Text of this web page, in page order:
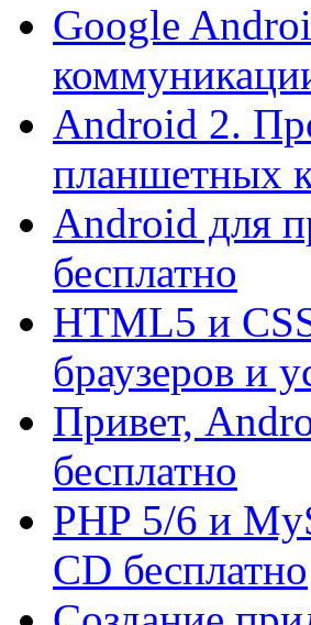
Google
Android 2.
планшетных
Android для
бесплатно
HTML5 и
браузеров и
Привет,
бесплатно
PHP 5/6 и
CD бесплатно